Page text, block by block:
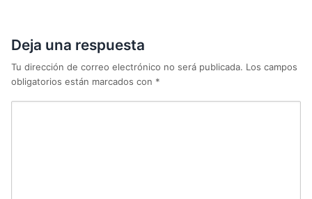
Deja una respuesta
Tu dirección de correo electrónico no será publicada. Los campos
obligatorios están marcados con *